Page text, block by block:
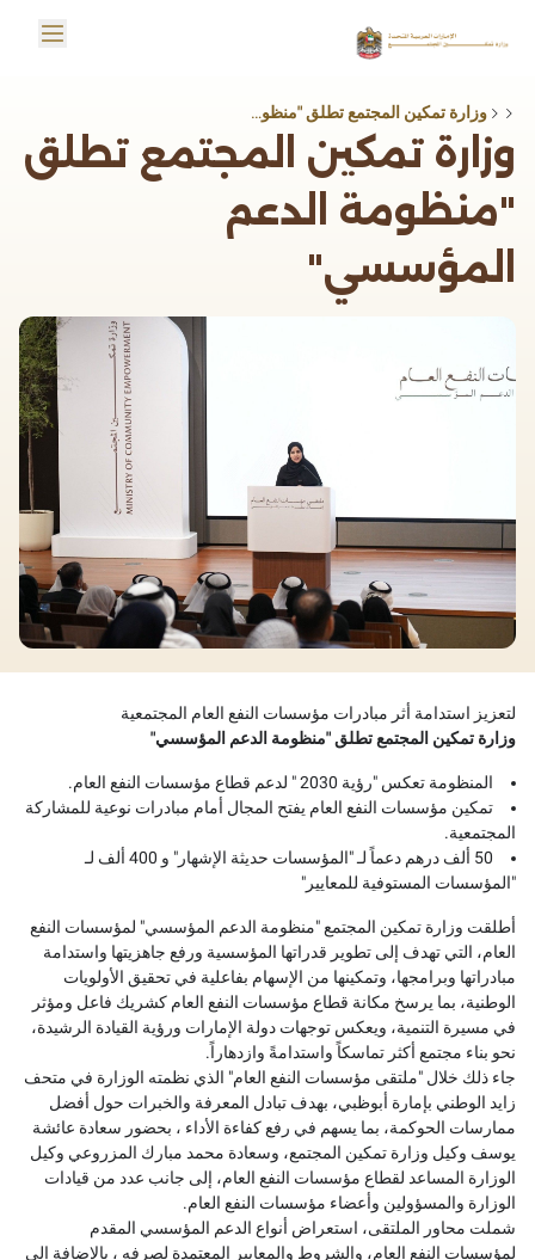
menu
وزارة تمكين المجتمع تطلق "منظومة الدعم المؤسسي"
وزارة تمكين المجتمع تطلق
"منظومة الدعم
المؤسسي"
لتعزيز استدامة أثر مبادرات مؤسسات النفع العام المجتمعية
وزارة تمكين المجتمع تطلق "منظومة الدعم المؤسسي"
المنظومة تعكس "رؤية 2030 " لدعم قطاع مؤسسات النفع العام.
تمكين مؤسسات النفع العام يفتح المجال أمام مبادرات نوعية للمشاركة
المجتمعية.
50 ألف درهم دعماً لـ "المؤسسات حديثة الإشهار" و 400 ألف لـ
"المؤسسات المستوفية للمعايير"
أطلقت وزارة تمكين المجتمع "منظومة الدعم المؤسسي" لمؤسسات النفع
العام، التي تهدف إلى تطوير قدراتها المؤسسية ورفع جاهزيتها واستدامة
مبادراتها وبرامجها، وتمكينها من الإسهام بفاعلية في تحقيق الأولويات
الوطنية، بما يرسخ مكانة قطاع مؤسسات النفع العام كشريك فاعل ومؤثر
في مسيرة التنمية، ويعكس توجهات دولة الإمارات ورؤية القيادة الرشيدة،
نحو بناء مجتمع أكثر تماسكاً واستدامةً وازدهاراً.
جاء ذلك خلال "ملتقى مؤسسات النفع العام" الذي نظمته الوزارة في متحف
زايد الوطني بإمارة أبوظبي، بهدف تبادل المعرفة والخبرات حول أفضل
ممارسات الحوكمة، بما يسهم في رفع كفاءة الأداء ، بحضور سعادة عائشة
يوسف وكيل وزارة تمكين المجتمع، وسعادة محمد مبارك المزروعي وكيل
الوزارة المساعد لقطاع مؤسسات النفع العام، إلى جانب عدد من قيادات
الوزارة والمسؤولين وأعضاء مؤسسات النفع العام.
شملت محاور الملتقى، استعراض أنواع الدعم المؤسسي المقدم
لمؤسسات النفع العام، والشروط والمعايير المعتمدة لصرفه ، بالإضافة إلى